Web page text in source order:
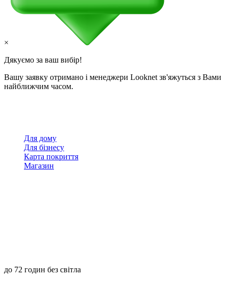
×
Дякуємо за ваш вибір!
Вашу заявку отримано і менеджери Looknet зв'яжуться з Вами
найближчим часом.
Для дому
Для бізнесу
Карта покриття
Магазин
до 72 годин без світла